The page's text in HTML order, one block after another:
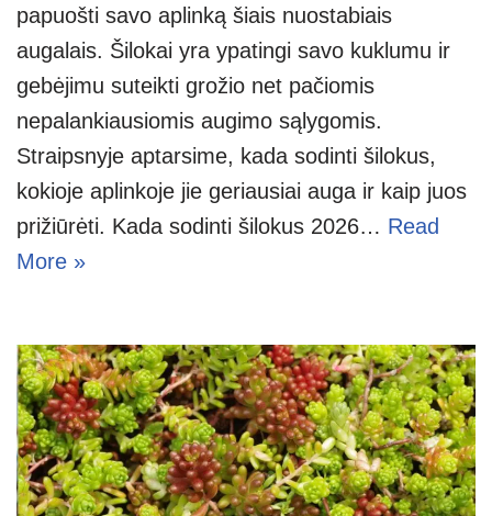
papuošti savo aplinką šiais nuostabiais
augalais. Šilokai yra ypatingi savo kuklumu ir
gebėjimu suteikti grožio net pačiomis
nepalankiausiomis augimo sąlygomis.
Straipsnyje aptarsime, kada sodinti šilokus,
kokioje aplinkoje jie geriausiai auga ir kaip juos
prižiūrėti. Kada sodinti šilokus 2026… Read
More »